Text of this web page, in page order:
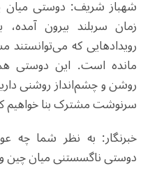
شهباز شریف: دوستی میان
زمان سربلند بیرون
رویدادهایی که می‌توانستند
مانده است. این دوستی
روشن و چشم‌انداز روشنی
سرنوشت مشترک بنا خواهیم
خبرنگار: به نظر شما چه
دوستی ناگسستنی میان